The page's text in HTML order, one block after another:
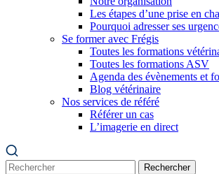
Les étapes d’une prise en
Pourquoi adresser ses
Se former avec Frégis
Toutes les formations
Toutes les formations ASV
Agenda des évènements et
Blog vétérinaire
Nos services de référé
Référer un cas
L’imagerie en direct
Rechercher